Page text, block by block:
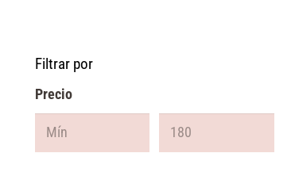
Filtrar por
Precio